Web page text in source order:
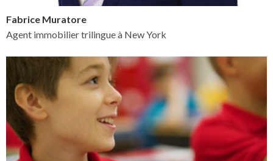
Fabrice Muratore
Agent immobilier trilingue à New York